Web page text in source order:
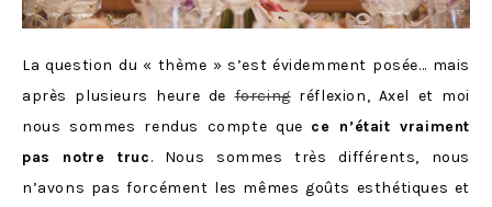
La question du « thème » s’est évidemment posée… mais
après plusieurs heure deforcingréflexion, Axel et moi
nous sommes rendus compte que ce n’était vraiment
pas notre truc. Nous sommes très différents, nous
n’avons pas forcément les mêmes goûts esthétiques et